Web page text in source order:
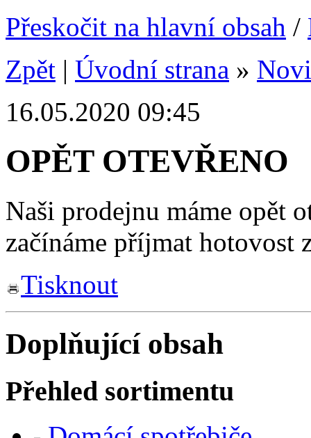
Přeskočit na hlavní obsah /
Zpět | Úvodní strana »
16.05.2020 09:45
OPĚT OTEVŘENO
Naši prodejnu máme opět
začínáme příjmat hotovost
Tisknout
Doplňující obsah
Přehled sortimentu